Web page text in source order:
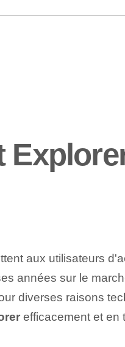
aux utilisateurs
années sur le
diverses raisons
efficacement‌ et ⁢en